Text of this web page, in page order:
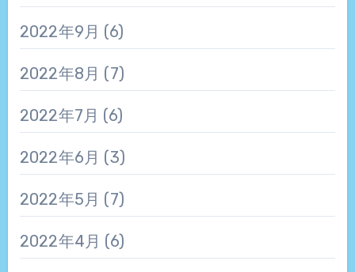
2022年9月 (6)
2022年8月 (7)
2022年7月 (6)
2022年6月 (3)
2022年5月 (7)
2022年4月 (6)